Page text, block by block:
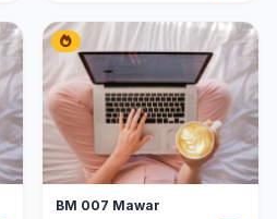
BM 007 Mawar